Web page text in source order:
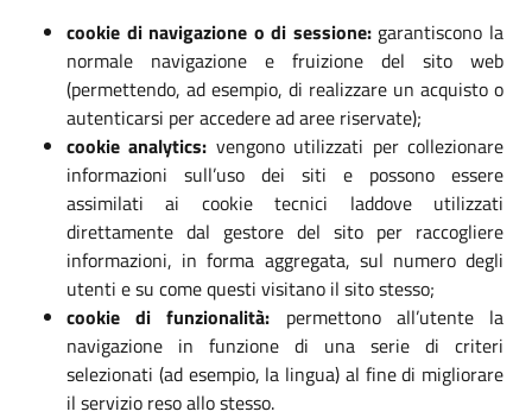
cookie di navigazione o di sessione:garantiscono la
normale navigazione e fruizione del sito web
(permettendo, ad esempio, di realizzare un acquisto o
autenticarsi per accedere ad aree riservate);
cookie analytics: vengono utilizzati per collezionare
informazioni sull’uso dei siti e possono essere
assimilati ai cookie tecnici laddove utilizzati
direttamente dal gestore del sito per raccogliere
informazioni, in forma aggregata, sul numero degli
utenti e su come questi visitano il sito stesso;
cookie di funzionalità: permettono all’utente la
navigazione in funzione di una serie di criteri
selezionati (ad esempio, la lingua) al fine di migliorare
il servizio reso allo stesso.